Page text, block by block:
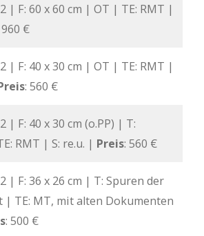
| F: 60 x 60 cm | OT | TE: RMT |
€
| F: 40 x 30 cm | OT | TE: RMT |
: 560 €
| F: 40 x 30 cm (o.PP) | T:
RMT | S: re.u. | Preis: 560 €
| F: 36 x 26 cm | T: Spuren der
| TE: MT, mit alten Dokumenten
: 500 €